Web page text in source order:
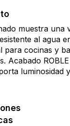
muestra una
al agua
para cocinas y
Acabado
luminosidad